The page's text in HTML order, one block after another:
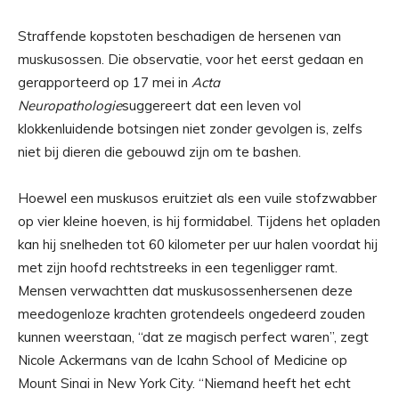
Straffende kopstoten beschadigen de hersenen van
muskusossen. Die observatie, voor het eerst gedaan en
gerapporteerd op 17 mei in Acta
Neuropathologiesuggereert dat een leven vol
klokkenluidende botsingen niet zonder gevolgen is, zelfs
niet bij dieren die gebouwd zijn om te bashen.
Hoewel een muskusos eruitziet als een vuile stofzwabber
op vier kleine hoeven, is hij formidabel. Tijdens het opladen
kan hij snelheden tot 60 kilometer per uur halen voordat hij
met zijn hoofd rechtstreeks in een tegenligger ramt.
Mensen verwachtten dat muskusossenhersenen deze
meedogenloze krachten grotendeels ongedeerd zouden
kunnen weerstaan, “dat ze magisch perfect waren”, zegt
Nicole Ackermans van de Icahn School of Medicine op
Mount Sinai in New York City. “Niemand heeft het echt